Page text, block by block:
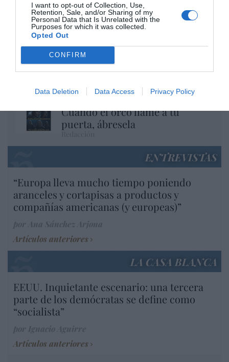
I want to opt-out of Collection, Use,
Retention, Sale, and/or Sharing of my
Personal Data that Is Unrelated with the
Purposes for which it was collected.
Opted Out
CONFIRM
Data Deletion Data Access Privacy Policy
Telepedro en acción: RTVE
afirma que entre los que han
invadido Ceuta, "muchos son
licenciados y diplomados, que
están huyendo de su país por la
guerra"
Hispanidad
Cuando el orco llame a tu
puerta, ábresela
ENTREVISTAS
“Europa lleva mucho tiempo poniendo
aranceles y cortapisas a productos y
compañías americanas (y europeas)”
Artículos anteriores
LA CASA BLANCA
EEUU. Inquietante escenario: una tercera
parte de los demócratas se define como
“socialista”
Artículos anteriores